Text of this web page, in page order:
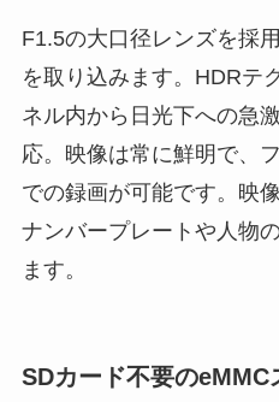
F1.5の大口径レンズを採
を取り込みます。HDRテ
ネル内から日光下への急
応。映像は常に鮮明で、
での録画が可能です。映
ナンバープレートや人物
ます。
SDカード不要のeMMC